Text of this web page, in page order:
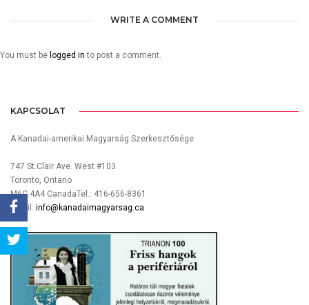
WRITE A COMMENT
You must be logged in to post a comment.
KAPCSOLAT
A Kanadai-amerikai Magyarság Szerkesztősége
747 St.Clair Ave. West #103
Toronto, Ontario
M6C 4A4 CanadaTel.: 416-656-8361
Email: info@kanadaimagyarsag.ca
Share